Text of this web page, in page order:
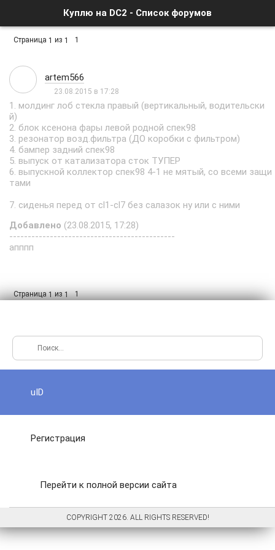
Куплю на DC2 - Список форумов
Страница 1 из 1 1
artem566
23.08.2015 в 17:28
1. молдинг лоб стекла правый (вертикальный, водительски
й)
2. блок ксенона фары левой родной спек98
3. резонатор возд.фильтра (ДО коробки с фильтром)
4. бампер задний спек98
5. выпуск от катализатора сток ТУПЕР
6. выпускной коллектор спек98 4-1 не мятый, со всеми защи
тами
7. сиденья перед от cl1-cl7 без салазок ну или с ними
Добавлено (23.08.2015, 17:28)
---------------------------------------------
апппп
Страница1из1 1
uID
Регистрация
Перейти к полной версии сайта
COPYRIGHT 2026. ALL RIGHTS RESERVED!